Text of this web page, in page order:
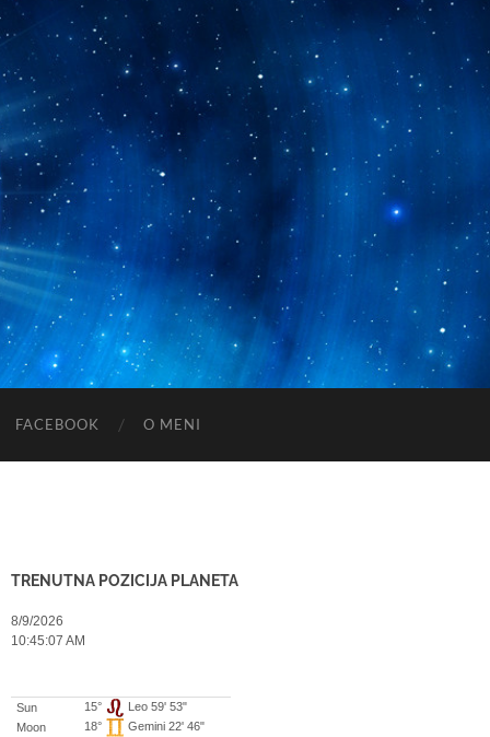
FACEBOOK O MENI
TRENUTNA POZICIJA PLANETA
8/9/2026
10:45:07 AM
Sun 15°
Leo 59' 53"
Moon
18°
Gemini 22' 46"